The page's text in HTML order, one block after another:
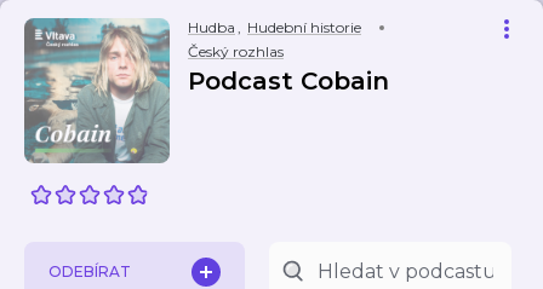
Hudba , Hudební historie
Český rozhlas
Podcast Cobain
ODEBÍRAT